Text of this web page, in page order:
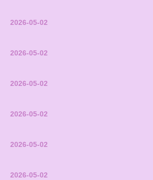
2026-05-02
2026-05-02
2026-05-02
2026-05-02
2026-05-02
2026-05-02